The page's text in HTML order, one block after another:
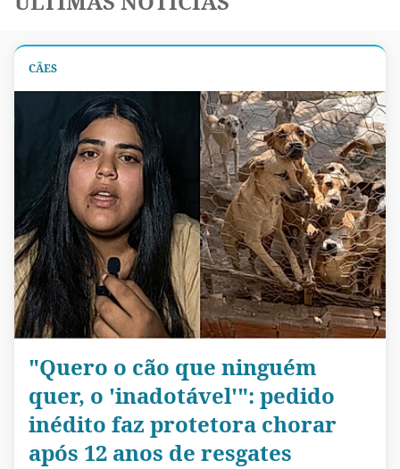
CÃES
"Quero o cão que ninguém
quer, o 'inadotável'": pedido
inédito faz protetora chorar
após 12 anos de resgates